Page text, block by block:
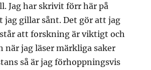
Jag har skrivit förr här på
jag gillar sånt. Det gör att jag
att forskning är viktigt och
när jag läser märkliga saker
så är jag förhoppningsvis